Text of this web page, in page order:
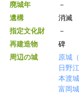
廃城年
－
遺構
消滅
指定文化財
－
再建造物
碑
周辺の城
原城
日野
本渡
富岡